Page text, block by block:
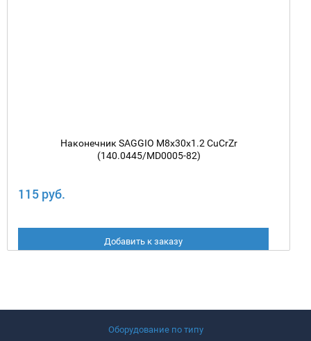
Наконечник SAGGIO M8х30х1.2 CuCrZr
(140.0445/MD0005-82)
115 руб.
Добавить к заказу
Оборудование по типу